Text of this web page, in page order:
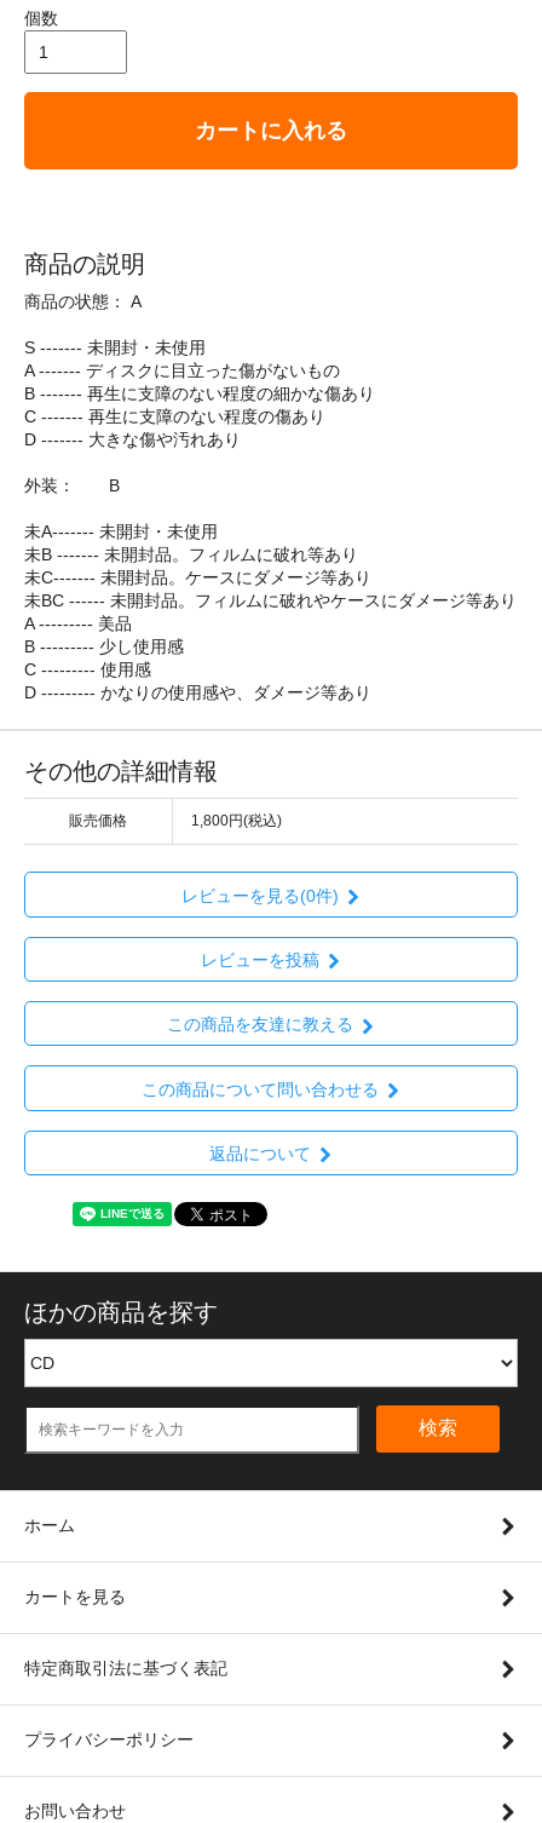
個数
カートに入れる
商品の説明
商品の状態： A
S ------- 未開封・未使用
A ------- ディスクに目立った傷がないもの
B ------- 再生に支障のない程度の細かな傷あり
C ------- 再生に支障のない程度の傷あり
D ------- 大きな傷や汚れあり
外装： B
未A------- 未開封・未使用
未B ------- 未開封品。フィルムに破れ等あり
未C------- 未開封品。ケースにダメージ等あり
未BC ------ 未開封品。フィルムに破れやケースにダメージ等あり
A --------- 美品
B --------- 少し使用感
C --------- 使用感
D --------- かなりの使用感や、ダメージ等あり
その他の詳細情報
販売価格 1,800円(税込)
レビューを見る(0件)
レビューを投稿
この商品を友達に教える
この商品について問い合わせる
返品について
ほかの商品を探す
検索
ホーム
カートを見る
特定商取引法に基づく表記
プライバシーポリシー
お問い合わせ